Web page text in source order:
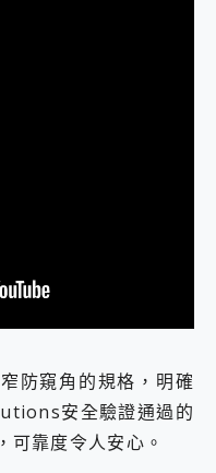
防窺角的規格，明確
安全驗證通過的
可靠度令人安心。